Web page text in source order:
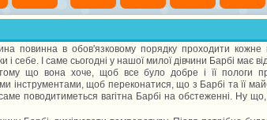
повинна в обов'язковому порядку проходити
і себе. І саме сьогодні у нашої милої дівчини Барбі має
що вона хоче, щоб все було добре і її пологи
інструментами, щоб переконатися, що з Барбі та її
поводитиметься вагітна Барбі на обстеженні. Ну що,